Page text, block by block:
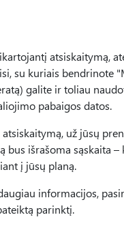
atsiskaitymą,
su kuriais bendrinote
galite ir toliau
pabaigos datos.
už jūsų
bus išrašoma sąskaita –
į jūsų planą.
informacijos,
parinktį.